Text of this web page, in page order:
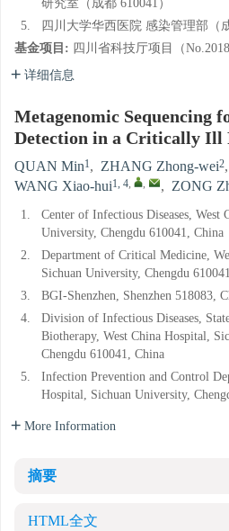
研究室（成都 610041）
5.
四川大学华西医院 感染管理部（
基金项目: 四川省科技厅项目（
详细信息
Metagenomic Sequencing
Detection in a Critically Ill
QUAN Min1, ZHANG Zhong-wei2,
WANG Xiao-hui1, 4, , , ZONG
1.
Center of Infectious Diseases, West
University, Chengdu 610041, China
2.
Department of Critical Medicine,
Sichuan University, Chengdu
3.
BGI-Shenzhen, Shenzhen 518083,
4.
Division of Infectious Diseases,
Biotherapy, West China Hospital,
Chengdu 610041, China
5.
Infection Prevention and Control
Hospital, Sichuan University,
More Information
摘要
HTML全文